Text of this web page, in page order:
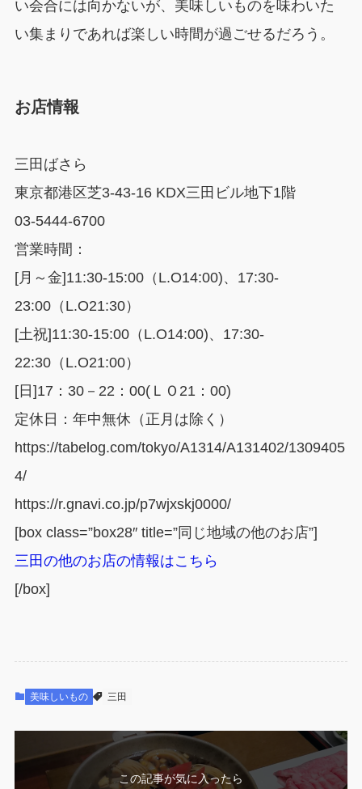
い会合には向かないが、美味しいものを味わいた
い集まりであれば楽しい時間が過ごせるだろう。
お店情報
三田ばさら
東京都港区芝3-43-16 KDX三田ビル地下1階
03-5444-6700
営業時間：
[月～金]11:30-15:00（L.O14:00)、17:30-
23:00（L.O21:30）
[土祝]11:30-15:00（L.O14:00)、17:30-
22:30（L.O21:00）
[日]17：30－22：00(ＬＯ21：00)
定休日：年中無休（正月は除く）
https://tabelog.com/tokyo/A1314/A131402/1309405
4/
https://r.gnavi.co.jp/p7wjxskj0000/
[box class=”box28″ title=”同じ地域の他のお店”]
三田の他のお店の情報はこちら
[/box]
美味しいもの 三田
この記事が気に入ったら